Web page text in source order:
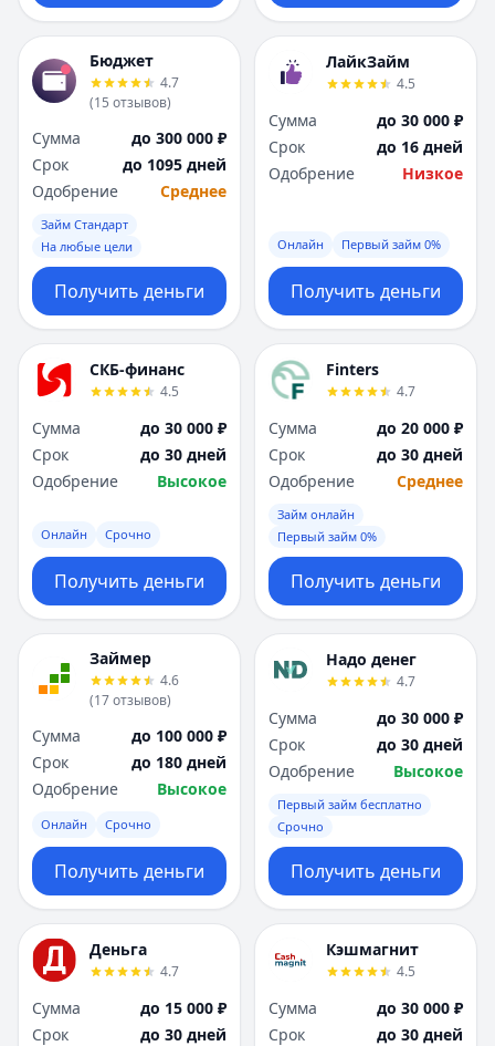
Бюджет
4.7
(15 отзывов)
Сумма
до 300 000 ₽
Срок
до 1095 дней
Одобрение
Среднее
Займ Стандарт
На любые цели
Получить деньги
ЛайкЗайм
4.5
Сумма
до 30 000 ₽
Срок
до 16 дней
Одобрение
Низкое
Онлайн Первый займ 0%
Получить деньги
СКБ-финанс
4.5
Сумма
до 30 000 ₽
Срок
до 30 дней
Одобрение
Высокое
Онлайн Срочно
Получить деньги
Finters
4.7
Сумма
до 20 000 ₽
Срок
до 30 дней
Одобрение
Среднее
Займ онлайн
Первый займ 0%
Получить деньги
Займер
4.6
(17отзывов)
Сумма
до 100 000 ₽
Срок
до 180 дней
Одобрение
Высокое
Онлайн Срочно
Получить деньги
Надо денег
4.7
Сумма
до 30 000 ₽
Срок
до 30 дней
Одобрение
Высокое
Первый займ бесплатно
Срочно
Получить деньги
Деньга
4.7
Сумма
до 15 000 ₽
Срок
до 30 дней
Кэшмагнит
4.5
Сумма
до 30 000 ₽
Срок
до 30 дней